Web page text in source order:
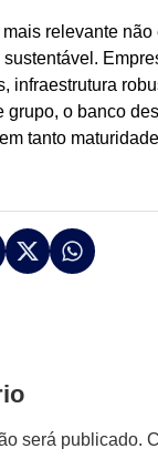
relevante
sustentável.
infraestrutura
grupo, o banco
tanto
será publicado.